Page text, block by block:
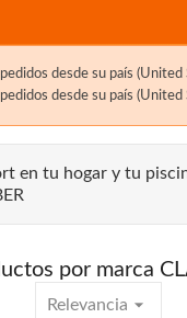
desde su país (United
desde su país (United
en tu hogar y tu
por marca
Relevancia arrow_drop_down